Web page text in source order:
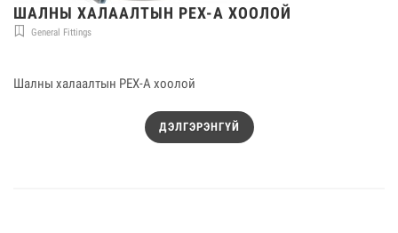
ШАЛНЫ ХАЛААЛТЫН PEX-A ХООЛОЙ
General Fittings
Шалны халаалтын PEX-A хоолой
ДЭЛГЭРЭНГҮЙ